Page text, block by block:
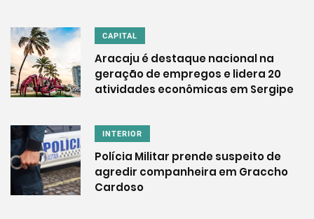
CAPITAL
Aracaju é destaque nacional na
geração de empregos e lidera 20
atividades econômicas em Sergipe
INTERIOR
Polícia Militar prende suspeito de
agredir companheira em Graccho
Cardoso